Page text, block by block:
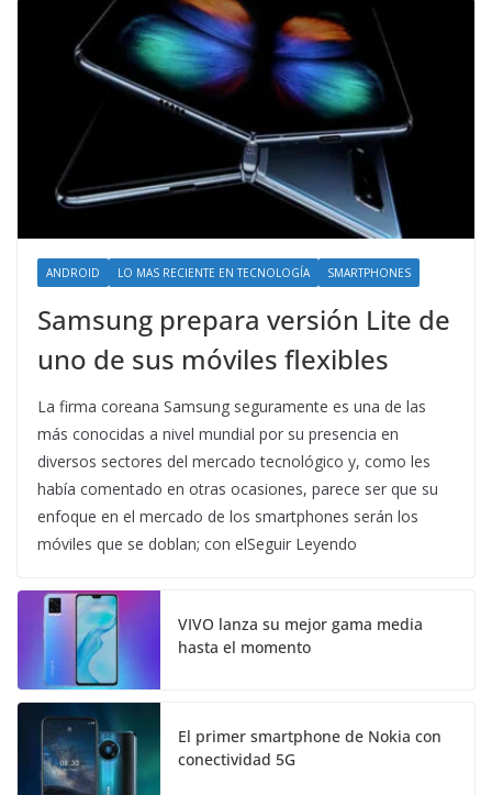
ANDROID LO MAS RECIENTE EN TECNOLOGÍA SMARTPHONES
Samsung prepara versión Lite de
uno de sus móviles flexibles
La firma coreana Samsung seguramente es una de las
más conocidas a nivel mundial por su presencia en
diversos sectores del mercado tecnológico y, como les
había comentado en otras ocasiones, parece ser que su
enfoque en el mercado de los smartphones serán los
móviles que se doblan; con elSeguir Leyendo
VIVO lanza su mejor gama media
hasta el momento
El primer smartphone de Nokia con
conectividad 5G